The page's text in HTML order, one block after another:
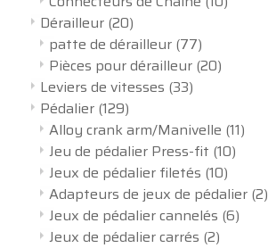
Dérailleur (20)
patte de dérailleur (77)
Pièces pour dérailleur (20)
Leviers de vitesses (33)
Pédalier (129)
Alloy crank arm/Manivelle (11)
Jeu de pédalier Press-fit (10)
Jeux de pédalier filetés (10)
Adapteurs de jeux de pédalier (2)
Jeux de pédalier cannelés (6)
Jeux de pédalier carrés (2)